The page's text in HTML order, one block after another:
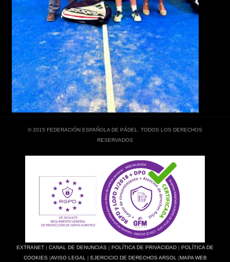
© 2015 FEDERACIÓN ESPAÑOLA DE PÁDEL. TODOS LOS DERECHOS
RESERVADOS
EXTRANET | CANAL DE DENUNCIAS | POLÍTICA DE PRIVACIDAD | POLÍTICA DE
COOKIES|AVISO LEGAL | EJERCICIO DE DERECHOS ARSOL |MAPA WEB